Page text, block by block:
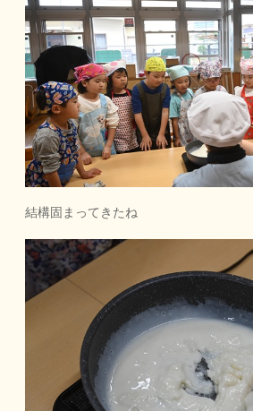
結構固まってきたね